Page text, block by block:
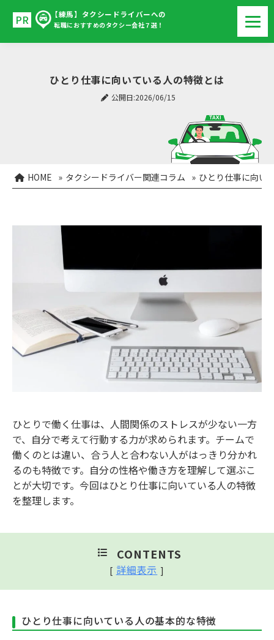
【練馬】タクシードライバーへの
転職におすすめのタクシー会社７選！
ひとり仕事に向いている人の特徴とは
公開日:2026/06/15
HOME » タクシードライバー関連コラム » ひとり仕事に向い
ひとりで働く仕事は、人間関係のストレスが少ない一方
で、自分で考えて行動する力が求められます。チームで
働くのとは違い、合う人と合わない人がはっきり分かれ
るのも特徴です。自分の性格や働き方を理解して選ぶこ
とが大切です。今回はひとり仕事に向いている人の特徴
を整理します。
CONTENTS
[ 詳細表示 ]
ひとり仕事に向いている人の基本的な特徴